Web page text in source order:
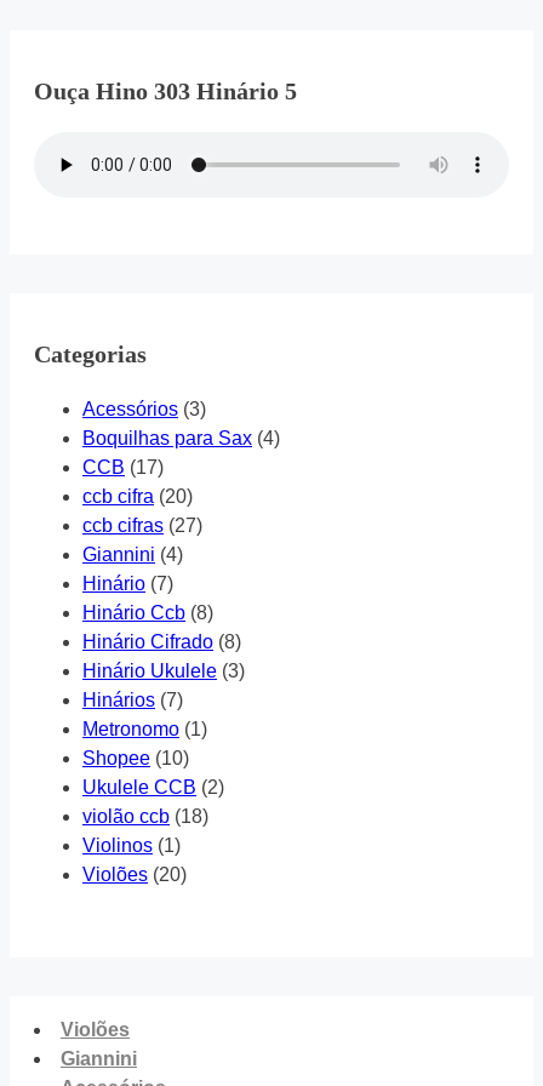
Ouça Hino 303 Hinário 5
Categorias
Acessórios (3)
Boquilhas para Sax (4)
CCB (17)
ccb cifra (20)
ccb cifras (27)
Giannini (4)
Hinário (7)
Hinário Ccb (8)
Hinário Cifrado (8)
Hinário Ukulele (3)
Hinários (7)
Metronomo (1)
Shopee (10)
Ukulele CCB (2)
violão ccb (18)
Violinos (1)
Violões (20)
Violões
Giannini